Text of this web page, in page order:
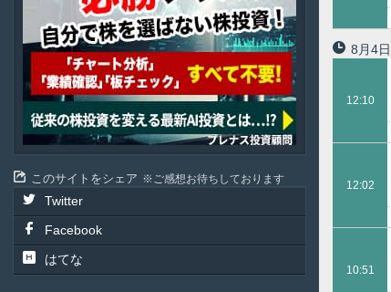
このサイトをシェア ご感想お待ちしております
Twitter
Facebook
はてな
8月4日
12:10
12:02
10:51